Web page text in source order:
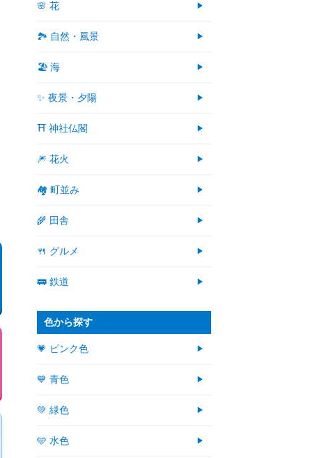
🌸 花
🏞️ 自然・風景
🏖 海
✨ 夜景・夕陽
⛩ 神社仏閣
🎆 花火
🏘 町並み
🌾 田舎
🍴 グルメ
🚃 鉄道
色から探す
💗 ピンク色
💙 青色
💚 緑色
🩵 水色